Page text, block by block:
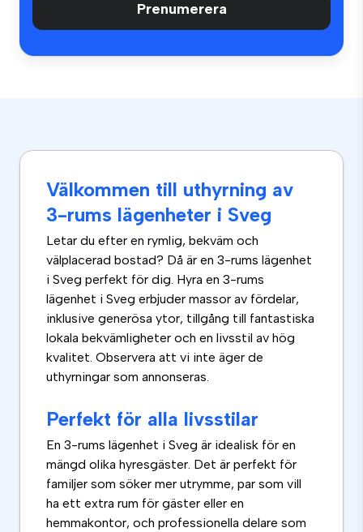
Prenumerera
Välkommen till uthyrning av
3-rums lägenheter i Sveg
Letar du efter en rymlig, bekväm och
välplacerad bostad? Då är en 3-rums lägenhet
i Sveg perfekt för dig. Hyra en 3-rums
lägenhet i Sveg erbjuder massor av fördelar,
inklusive generösa ytor, tillgång till fantastiska
lokala bekvämligheter och en livsstil av hög
kvalitet. Observera att vi inte äger de
uthyrningar som annonseras.
Perfekt för alla livsstilar
En 3-rums lägenhet i Sveg är idealisk för en
mängd olika hyresgäster. Det är perfekt för
familjer som söker mer utrymme, par som vill
ha ett extra rum för gäster eller en
hemmakontor, och professionella delare som